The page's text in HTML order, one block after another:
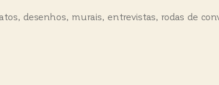
desenhos, murais, entrevistas, rodas de